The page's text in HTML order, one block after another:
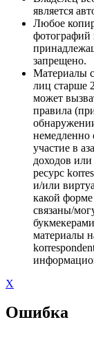
является
Любое
фотографий
запрещено.
Материалы
лиц старше
может
правила
немедленно
участие в
доходов
ресурс
и/или
какой
связаны/
материалы
X
Ошибка